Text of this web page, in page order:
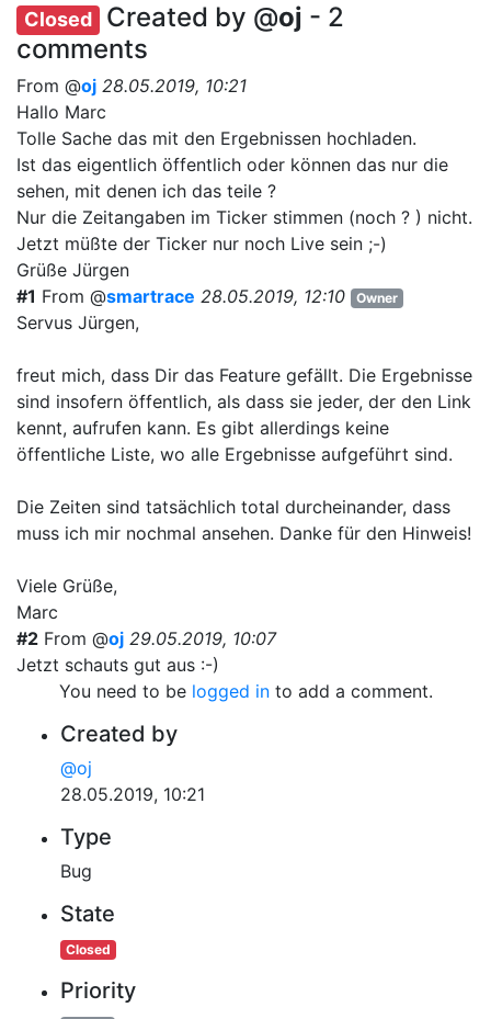
Closed Created by @oj - 2
comments
From @oj 28.05.2019, 10:21
Hallo Marc
Tolle Sache das mit den Ergebnissen hochladen.
Ist das eigentlich öffentlich oder können das nur die
sehen, mit denen ich das teile ?
Nur die Zeitangaben im Ticker stimmen (noch ? ) nicht.
Jetzt müßte der Ticker nur noch Live sein ;-)
Grüße Jürgen
#1 From @smartrace 28.05.2019, 12:10 Owner
Servus Jürgen,
freut mich, dass Dir das Feature gefällt. Die Ergebnisse
sind insofern öffentlich, als dass sie jeder, der den Link
kennt, aufrufen kann. Es gibt allerdings keine
öffentliche Liste, wo alle Ergebnisse aufgeführt sind.
Die Zeiten sind tatsächlich total durcheinander, dass
muss ich mir nochmal ansehen. Danke für den Hinweis!
Viele Grüße,
Marc
#2 From @oj 29.05.2019, 10:07
Jetzt schauts gut aus :-)
You need to be logged into add a comment.
Created by
@oj
28.05.2019, 10:21
Type
Bug
State
Closed
Priority